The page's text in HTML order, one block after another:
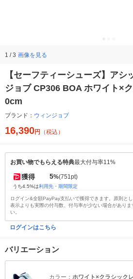
1 / 3 画像を見る
【セーフティーシューズ】ア
ジョブ CP306 BOA ホワイト×
0cm
ブランド： ウィンジョブ
16,390円 （税込）
お買い物でもらえる特典最大付与率11%
獲得 5%(751pt)
うち4.5%は利用先・期間限定
ログイン&全額PayPay支払いで獲得できます。原則と
表示よりも実際の付与数、付与率が少ない場合があり
い。
ログインはこちら
バリエーション
カラー： ホワイト×クラシック